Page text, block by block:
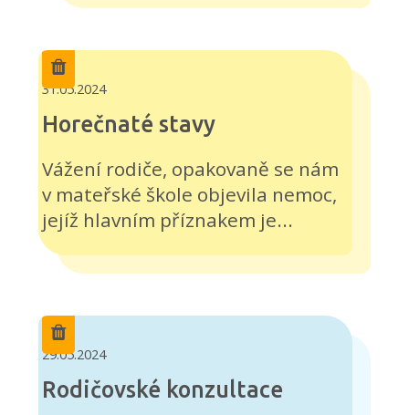
31.05.2024
Horečnaté stavy
Vážení rodiče, opakovaně se nám
v mateřské škole objevila nemoc,
jejíž hlavním příznakem je...
29.05.2024
Rodičovské konzultace